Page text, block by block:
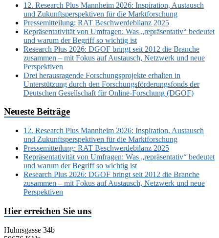
12. Research Plus Mannheim 2026: Inspiration, Austausch
und Zukunftsperspektiven für die Marktforschung
Pressemitteilung: RAT Beschwerdebilanz 2025
Repräsentativität von Umfragen: Was „repräsentativ“ bedeutet
und warum der Begriff so wichtig ist
Research Plus 2026: DGOF bringt seit 2012 die Branche
zusammen – mit Fokus auf Austausch, Netzwerk und neue
Perspektiven
Drei herausragende Forschungsprojekte erhalten in
Unterstützung durch den Forschungsförderungsfonds der
Deutschen Gesellschaft für Online-Forschung (DGOF)
Neueste Beiträge
12. Research Plus Mannheim 2026: Inspiration, Austausch
und Zukunftsperspektiven für die Marktforschung
Pressemitteilung: RAT Beschwerdebilanz 2025
Repräsentativität von Umfragen: Was „repräsentativ“ bedeutet
und warum der Begriff so wichtig ist
Research Plus 2026: DGOF bringt seit 2012 die Branche
zusammen – mit Fokus auf Austausch, Netzwerk und neue
Perspektiven
Hier erreichen Sie uns
Huhnsgasse 34b